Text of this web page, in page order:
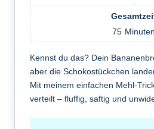
75 Minuten
Kennst du das? Dein
aber die Schokostückchen
Mit meinem einfachen Mehl-
verteilt – fluffig, saftig und